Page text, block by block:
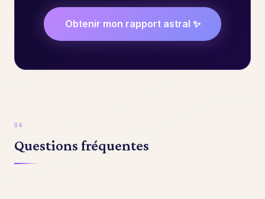
Obtenir mon rapport astral ✨
Questions fréquentes